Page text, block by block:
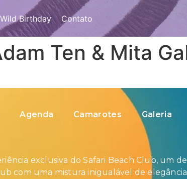
Wild Birthday Contato
Ten & Mita
Agenda Camarotes Galeria
exclusiva do Safari Beach Club, um
com uma mistura inigualável de